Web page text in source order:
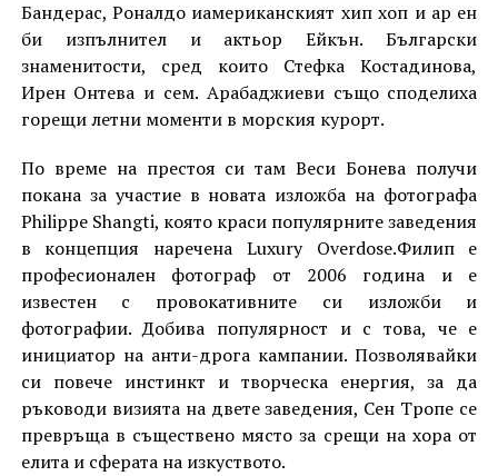
Бандерас, Роналдо иамериканският хип хоп и ар ен
би изпълнител и актьор Ейкън. Български
знаменитости, сред които Стефка Костадинова,
Ирен Онтева и сем. Арабаджиеви също споделиха
горещи летни моменти в морския курорт.
По време на престоя си там Веси Бонева получи
покана за участие в новата изложба на фотографа
Philippe Shangti, която краси популярните заведения
в концепция наречена Luxury Overdose.Филип е
професионален фотограф от 2006 година и е
известен с провокативните си изложби и
фотографии. Добива популярност и с това, че е
инициатор на анти-дрога кампании. Позволявайки
си повече инстинкт и творческа енергия, за да
ръководи визията на двете заведения, Сен Тропе се
превръща в съществено място за срещи на хора от
елита и сферата на изкуството.